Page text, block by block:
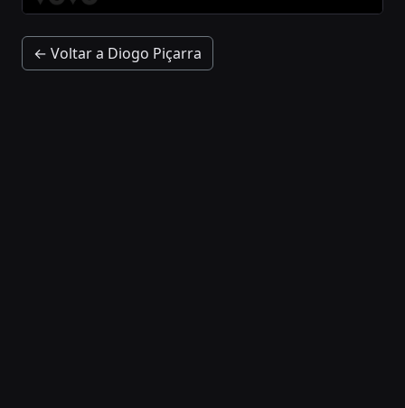
← Voltar a Diogo Piçarra